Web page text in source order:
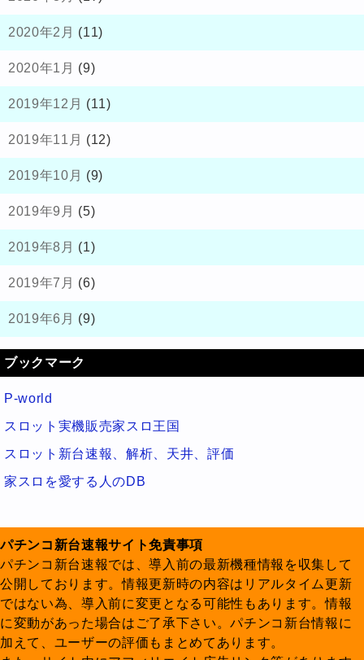
2020年2月 (11)
2020年1月 (9)
2019年12月 (11)
2019年11月 (12)
2019年10月 (9)
2019年9月 (5)
2019年8月 (1)
2019年7月 (6)
2019年6月 (9)
ブックマーク
P-world
スロット実機販売家スロ王国
スロット新台速報、解析、天井、評価
家スロを愛する人のDB
パチンコ新台速報サイト免責事項
パチンコ新台速報では、導入前の最新機種情報を収集して
公開しております。情報更新時の内容はリアルタイム更新
ではない為、導入前に変更となる可能性もあります。情報
に変動があった場合はご了承下さい。パチンコ新台情報に
加えて、ユーザーの評価もまとめてあります。